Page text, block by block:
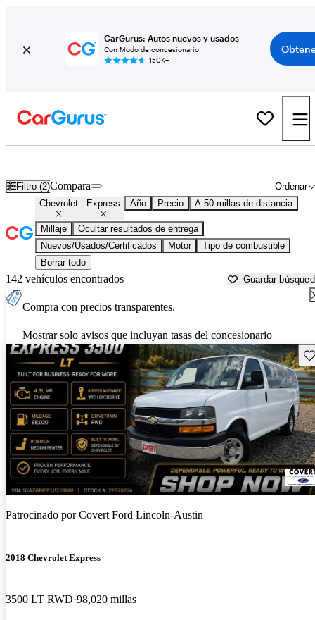
CarGurus: Autos nuevos y usados
Con Modo de concesionario
150K+
Filtro (2) Ordenar
Compara
Chevrolet Express Año Precio A 50 millas de distancia
Millaje
Ocultar resultados de entrega
Nuevos/Usados/Certificados
Motor
Tipo de combustible
Borrar todo
142 vehículos encontrados Guardar
Compra con precios transparentes.
Mostrar solo avisos que incluyan tasas del concesionario
Patrocinado porCovert Ford Lincoln-Austin
2018 Chevrolet Express
3500 LT RWD 98,020 millas